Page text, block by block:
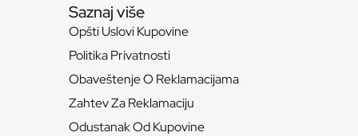
Saznaj više
Opšti Uslovi Kupovine
Politika Privatnosti
Obaveštenje O Reklamacijama
Zahtev Za Reklamaciju
Odustanak Od Kupovine